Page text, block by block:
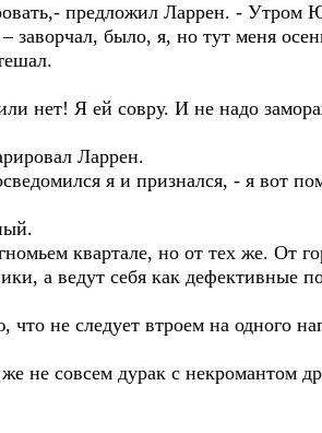
предложил Ларрен. - Утром
было, я, но тут меня
нет! Я ей совру. И не надо
Ларрен.
я и признался, - я вот
квартале, но от тех же. От
а ведут себя как дефективные
не следует втроем на одного
совсем дурак с некромантом